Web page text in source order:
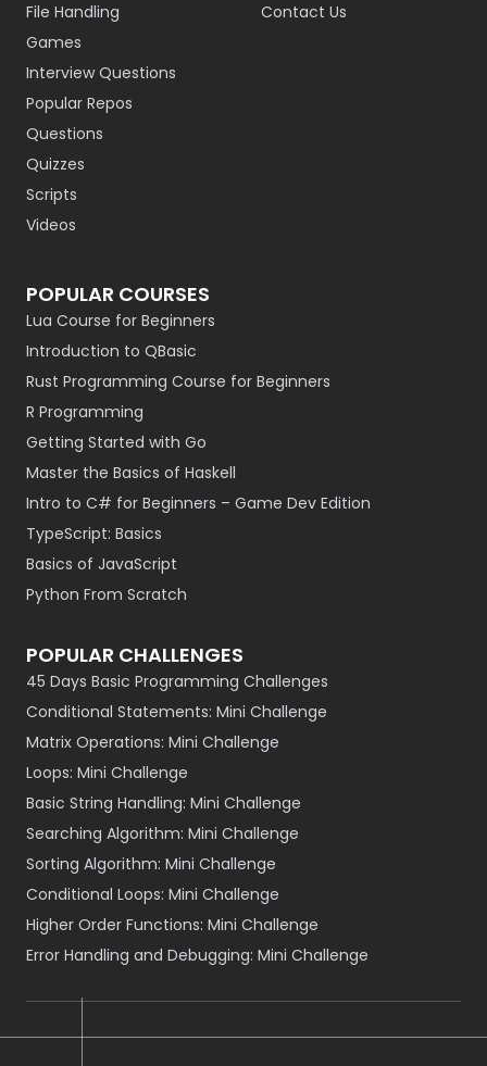
File Handling
Games
Interview Questions
Popular Repos
Questions
Quizzes
Scripts
Videos
Contact Us
POPULAR COURSES
Lua Course for Beginners
Introduction to QBasic
Rust Programming Course for Beginners
R Programming
Getting Started with Go
Master the Basics of Haskell
Intro to C# for Beginners – Game Dev Edition
TypeScript: Basics
Basics of JavaScript
Python From Scratch
POPULAR CHALLENGES
45 Days Basic Programming Challenges
Conditional Statements: Mini Challenge
Matrix Operations: Mini Challenge
Loops: Mini Challenge
Basic String Handling: Mini Challenge
Searching Algorithm: Mini Challenge
Sorting Algorithm: Mini Challenge
Conditional Loops: Mini Challenge
Higher Order Functions: Mini Challenge
Error Handling and Debugging: Mini Challenge